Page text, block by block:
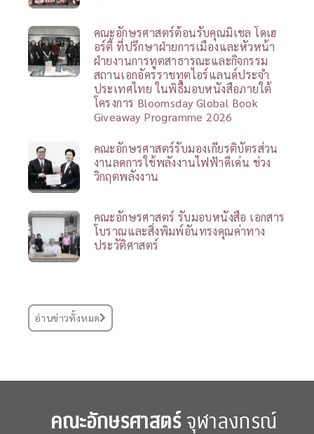
คณะอักษรศาสตร์ต้อนรับคุณมิเชล โดเฮ
อร์ตี้ ที่ปรึกษาฝ่ายการเมืองและหัวหน้า
ฝ่ายงานการทูตสาธารณะและกิจกรรม
สถานเอกอัครราชทูตไอร์แลนด์ประจำ
ประเทศไทย ในพิธีมอบหนังสือภายใต้
โครงการ Bloomsday Global Book
Giveaway Programme 2026
คณะอักษรศาสตร์รับมองเกียรติบัตรส่วน
งานลดการใช้พลังงานไฟฟ้าดีเด่น ช่วง
วิกฤตพลังงาน
คณะอักษรศาสตร์ รับมอบหนังสือ เอกสาร
โบราณและสิ่งพิมพ์อันทรงคุณค่าทาง
ประวัติศาสตร์
อ่านข่าวทั้งหมด
คณะอักษรศาสตร์จุฬาลงกรณ์